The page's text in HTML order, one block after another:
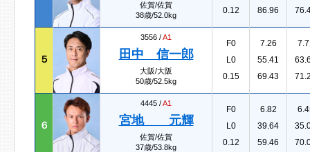
佐賀/佐賀
38歳/52.0kg
0.12
86.96
５
3556 /A1
田中 信一郎
大阪/大阪
50歳/52.5kg
F0
L0
0.15
7.26
55.41
69.43
６
4445 /A1
宮地 元輝
佐賀/佐賀
37歳/53.8kg
F0
L0
0.12
6.82
39.64
59.46